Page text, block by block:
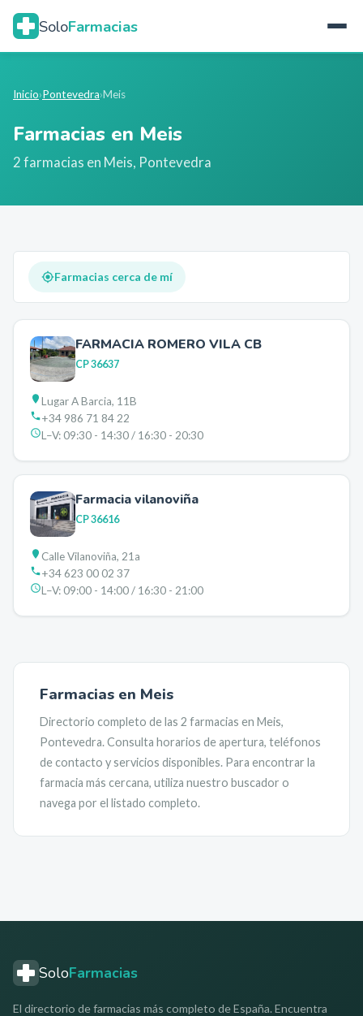
SoloFarmacias
Inicio›Pontevedra›Meis
Farmacias en Meis
2farmacias en Meis, Pontevedra
Farmacias cerca de mí
FARMACIA ROMERO VILA CB
CP36637
Lugar A Barcia, 11B
+34 986 71 84 22
L–V:09:30 - 14:30 / 16:30 - 20:30
Farmacia vilanoviña
CP36616
Calle Vilanoviña, 21a
+34 623 00 02 37
L–V:09:00 - 14:00 / 16:30 - 21:00
Farmacias en Meis
Directorio completo de las 2 farmacias en Meis,
Pontevedra. Consulta horarios de apertura, teléfonos
de contacto y servicios disponibles. Para encontrar la
farmacia más cercana, utiliza nuestro buscador o
navega por el listado completo.
SoloFarmacias
El directorio de farmacias más completo de España. Encuentra